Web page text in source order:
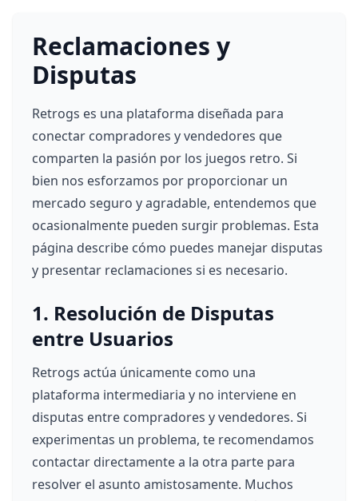
Reclamaciones y
Disputas
Retrogs es una plataforma diseñada para
conectar compradores y vendedores que
comparten la pasión por los juegos retro. Si
bien nos esforzamos por proporcionar un
mercado seguro y agradable, entendemos que
ocasionalmente pueden surgir problemas. Esta
página describe cómo puedes manejar disputas
y presentar reclamaciones si es necesario.
1. Resolución de Disputas
entre Usuarios
Retrogs actúa únicamente como una
plataforma intermediaria y no interviene en
disputas entre compradores y vendedores. Si
experimentas un problema, te recomendamos
contactar directamente a la otra parte para
resolver el asunto amistosamente. Muchos